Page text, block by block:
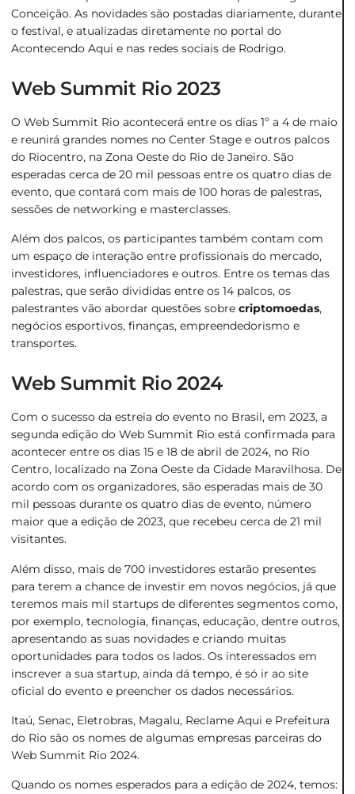
Conceição. As novidades são postadas diariamente, durante
o festival, e atualizadas diretamente no portal do
Acontecendo Aqui e nas redes sociais de Rodrigo.
Web Summit Rio 2023
O Web Summit Rio acontecerá entre os dias 1º a 4 de maio
e reunirá grandes nomes no Center Stage e outros palcos
do Riocentro, na Zona Oeste do Rio de Janeiro. São
esperadas cerca de 20 mil pessoas entre os quatro dias de
evento, que contará com mais de 100 horas de palestras,
sessões de networking e masterclasses.
Além dos palcos, os participantes também contam com
um espaço de interação entre profissionais do mercado,
investidores, influenciadores e outros. Entre os temas das
palestras, que serão divididas entre os 14 palcos, os
palestrantes vão abordar questões sobre criptomoedas,
negócios esportivos, finanças, empreendedorismo e
transportes.
Web Summit Rio 2024
Com o sucesso da estreia do evento no Brasil, em 2023, a
segunda edição do Web Summit Rio está confirmada para
acontecer entre os dias 15 e 18 de abril de 2024, no Rio
Centro, localizado na Zona Oeste da Cidade Maravilhosa. De
acordo com os organizadores, são esperadas mais de 30
mil pessoas durante os quatro dias de evento, número
maior que a edição de 2023, que recebeu cerca de 21 mil
visitantes.
Além disso, mais de 700 investidores estarão presentes
para terem a chance de investir em novos negócios, já que
teremos mais mil startups de diferentes segmentos como,
por exemplo, tecnologia, finanças, educação, dentre outros,
apresentando as suas novidades e criando muitas
oportunidades para todos os lados. Os interessados em
inscrever a sua startup, ainda dá tempo, é só ir ao site
oficial do evento e preencher os dados necessários.
Itaú, Senac, Eletrobras, Magalu, Reclame Aqui e Prefeitura
do Rio são os nomes de algumas empresas parceiras do
Web Summit Rio 2024.
Quando os nomes esperados para a edição de 2024, temos: